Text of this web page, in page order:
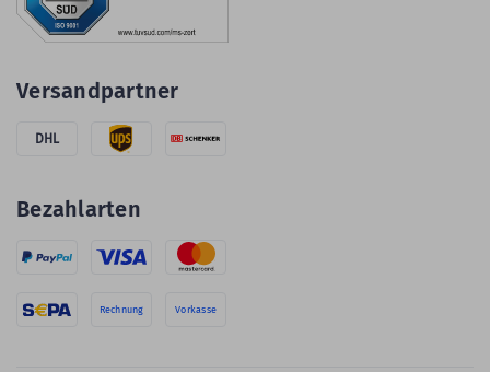
Versandpartner
DHL
Bezahlarten
Rechnung Vorkasse